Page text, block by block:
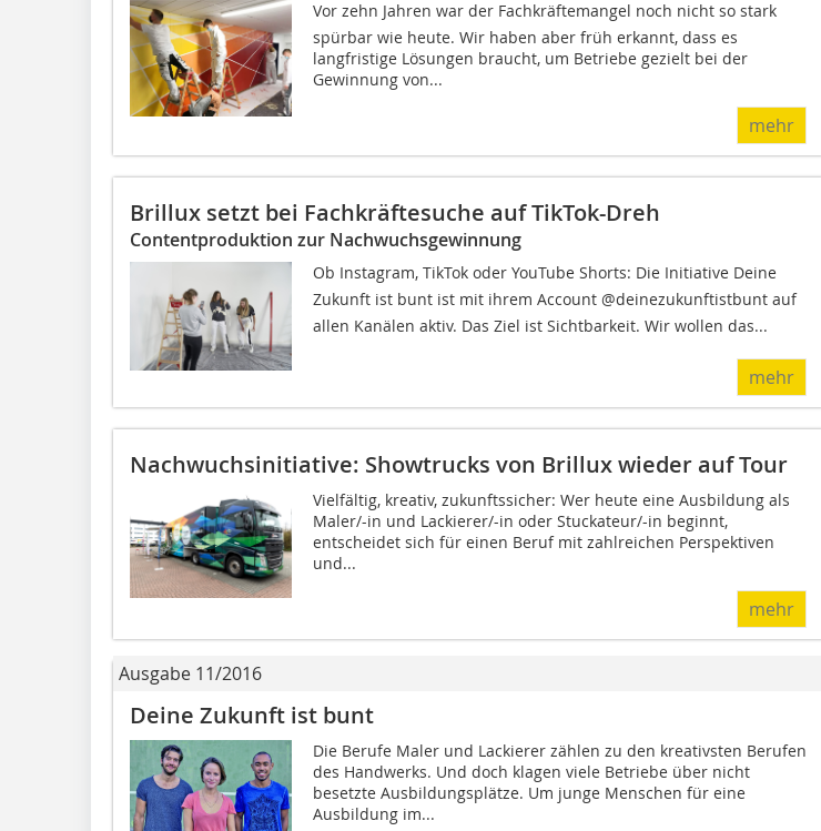
Vor zehn Jahren war der Fachkräftemangel noch nicht so stark
spürbar wie heute. Wir haben aber früh erkannt, dass es
langfristige Lösungen braucht, um Betriebe gezielt bei der
Gewinnung von...
mehr
Brillux setzt bei Fachkräftesuche auf TikTok-Dreh
Contentproduktion zur Nachwuchsgewinnung
Ob Instagram, TikTok oder YouTube Shorts: Die Initiative Deine
Zukunft ist bunt ist mit ihrem Account @deinezukunftistbunt auf
allen Kanälen aktiv. Das Ziel ist Sichtbarkeit. Wir wollen das...
mehr
Nachwuchsinitiative: Showtrucks von Brillux wieder auf Tour
Vielfältig, kreativ, zukunftssicher: Wer heute eine Ausbildung als
Maler/-in und Lackierer/-in oder Stuckateur/-in beginnt,
entscheidet sich für einen Beruf mit zahlreichen Perspektiven
und...
mehr
Ausgabe 11/2016
Deine Zukunft ist bunt
Die Berufe Maler und Lackierer zählen zu den kreativsten Berufen
des Handwerks. Und doch klagen viele Betriebe über nicht
besetzte Ausbildungsplätze. Um junge Menschen für eine
Ausbildung im...